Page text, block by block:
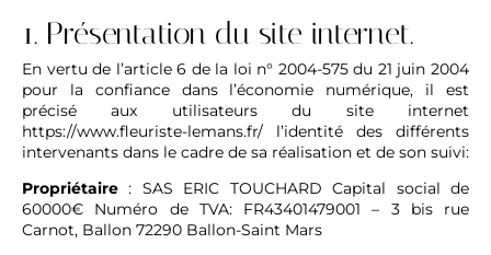
1. Présentation du site internet.
En vertu de l’article 6 de la loi n° 2004-575 du 21 juin 2004
pour la confiance dans l’économie numérique, il est
précisé aux utilisateurs du site internet
https://www.fleuriste-lemans.fr/ l’identité des différents
intervenants dans le cadre de sa réalisation et de son suivi:
Propriétaire : SAS ERIC TOUCHARD Capital social de
60000€ Numéro de TVA: FR43401479001 – 3 bis rue
Carnot, Ballon 72290 Ballon-Saint Mars